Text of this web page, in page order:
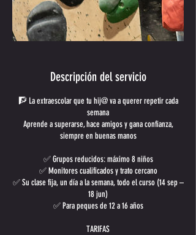
Descripción del servicio
🧗 La extraescolar que tu hij@ va a querer repetir cada
semana
Aprende a superarse, hace amigos y gana confianza,
siempre en buenas manos
✅ Grupos reducidos: máximo 8 niños
✅ Monitores cualificados y trato cercano
✅ Su clase fija, un día a la semana, todo el curso (14 sep –
18 jun)
✅ Para peques de 12 a 16 años
TARIFAS